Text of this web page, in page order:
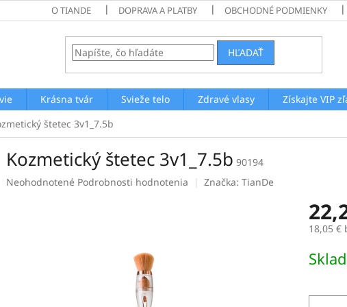
O TIANDE DOPRAVA A PLATBY OBCHODNÉ PODMIENKY
HĽADAŤ
Krásna tvár Svieže telo Zdravé vlasy Získajte VIP
štetec 3v1_7.5b
Kozmetický štetec 3v1_7.5b 90194
Priemerné
Neohodnotené Podrobnosti hodnotenia Značka: TianDe
18,05 €
cena: